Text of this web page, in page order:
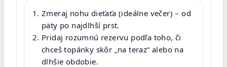
Zmeraj nohu dieťaťa (ideálne večer) – od
päty po najdlhší prst.
Pridaj rozumnú rezervu podľa toho, či
chceš topánky skôr „na teraz“ alebo na
dlhšie obdobie.